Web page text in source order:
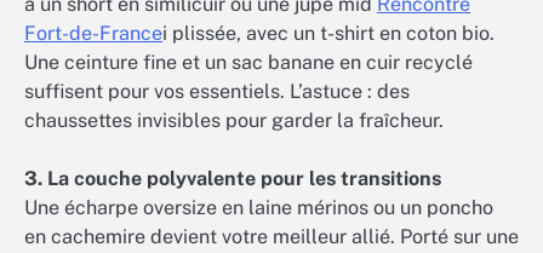
Fort-de-Francei plissée, avec un t-shirt en coton bio.
Une ceinture fine et un sac banane en cuir recyclé
suffisent pour vos essentiels. L’astuce : des
chaussettes invisibles pour garder la fraîcheur.
3. La couche polyvalente pour les transitions
Une écharpe oversize en laine mérinos ou un poncho
en cachemire devient votre meilleur allié. Porté sur une